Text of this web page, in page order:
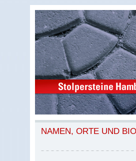
NAMEN, ORTE UND